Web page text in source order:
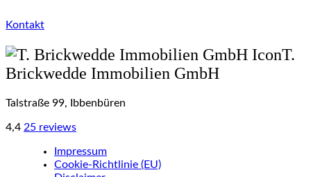
Kontakt
T.
Brickwedde Immobilien GmbH
Talstraße 99, Ibbenbüren
4,4 25 reviews
Impressum
Cookie-Richtlinie (EU)